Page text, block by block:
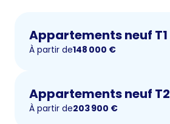
Appartements neuf T1
À partir de148 000 €
Appartements neuf T2
À partir de203 900 €